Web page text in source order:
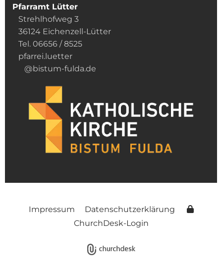
Pfarramt Lütter
Strehlhofweg 3
36124 Eichenzell-Lütter
Tel. 06656 / 8525
pfarrei.luetter
@bistum-fulda.de
Impressum
Datenschutzerklärung
ChurchDesk-Login